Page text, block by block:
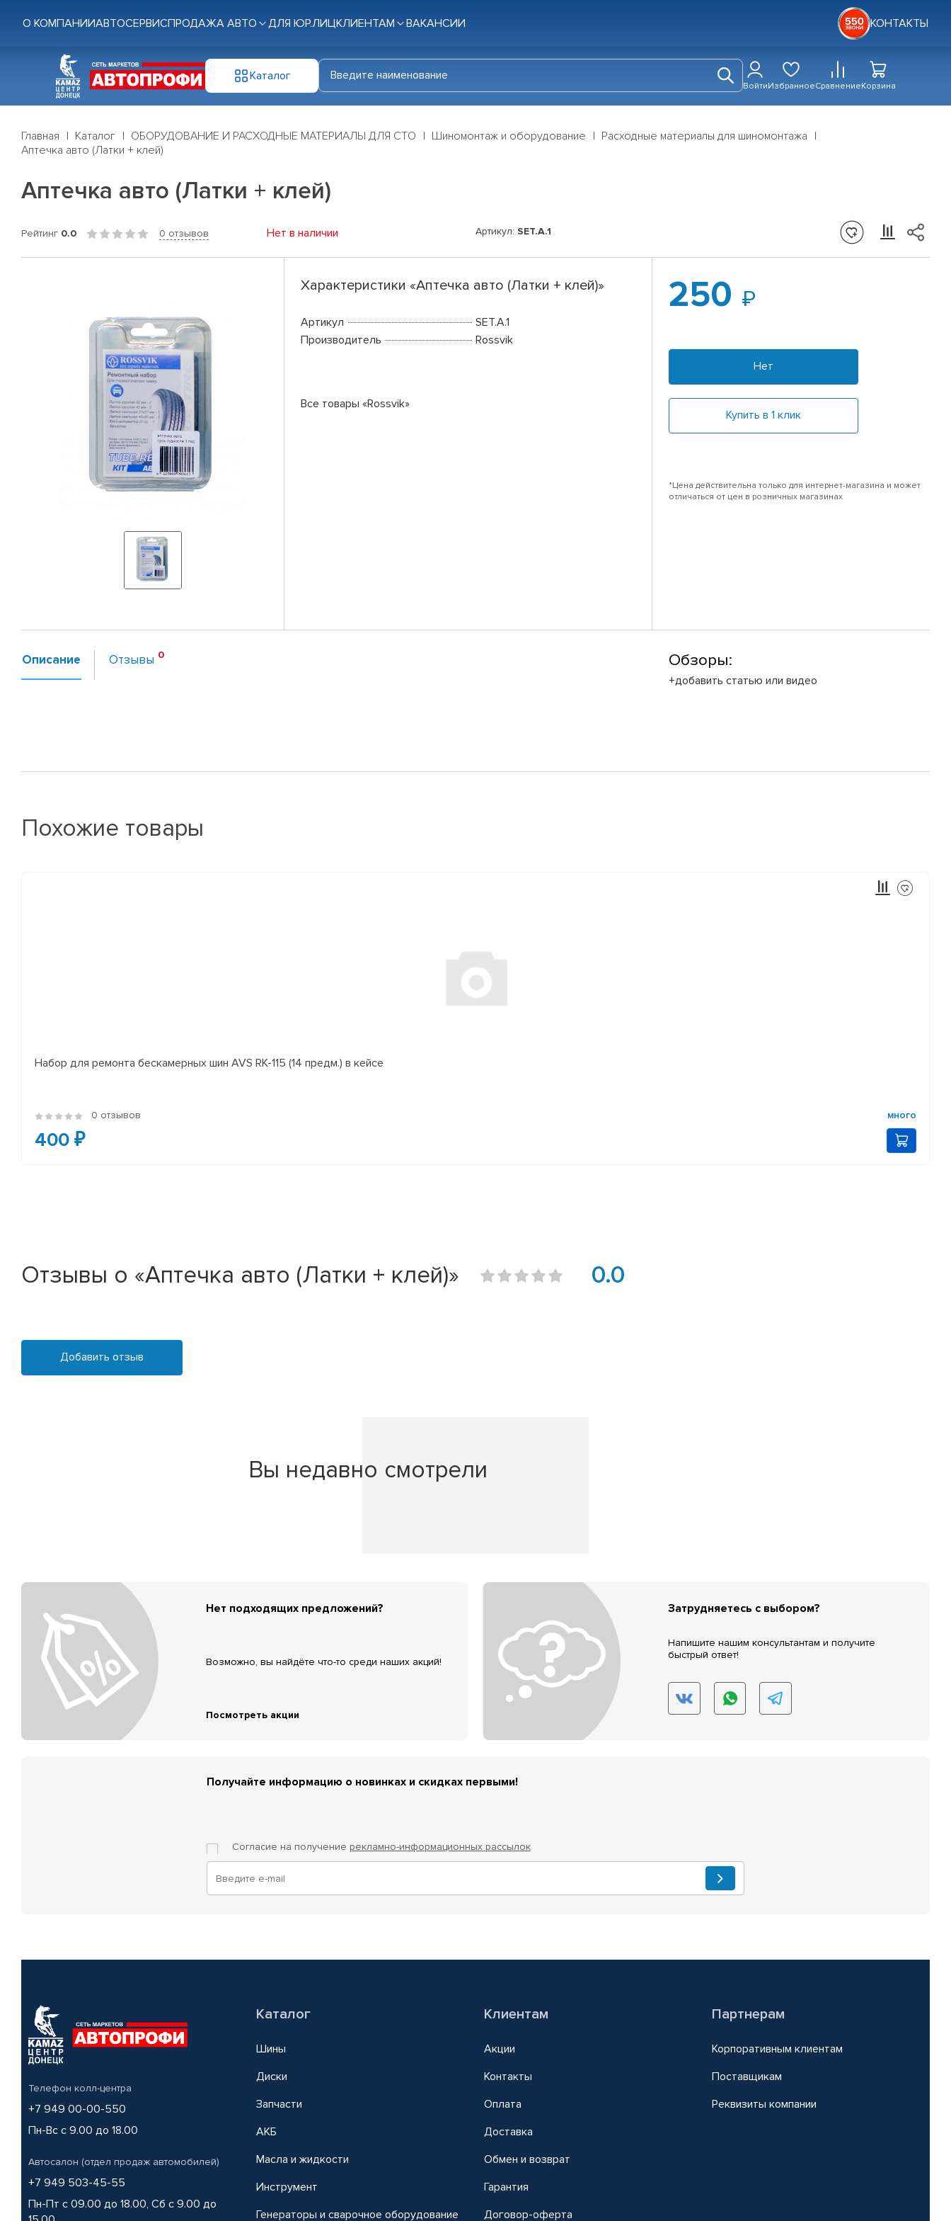
О КОМПАНИИАВТОСЕРВИСПРОДАЖА АВТО ДЛЯ ЮР.ЛИЦКЛИЕНТАМ ВАКАНСИИ КОНТАКТЫ
Каталог
ВойтиИзбранноеСравнениеКорзина
Главная Каталог ОБОРУДОВАНИЕ И РАСХОДНЫЕ МАТЕРИАЛЫ ДЛЯ СТО Шиномонтаж и оборудование
Расходные материалы для шиномонтажа
Аптечка авто (Латки + клей)
Аптечка авто (Латки + клей)
Рейтинг 0.0 0 отзывов Нет в наличии Артикул: SET.A.1
Характеристики «Аптечка авто (Латки + клей)»
Артикул
SET.A.1
Производитель
Rossvik
Все товары «Rossvik»
250
Нет
Купить в 1 клик
*Цена действительна только для интернет-магазина и может
отличаться от цен в розничных магазинах
Описание Отзывы Обзоры:
+добавить статью или видео
Похожие товары
Набор для ремонта бескамерных шин AVS RK-115 (14 предм.) в кейсе
0 отзывов много
400 ₽
Отзывы о «Аптечка авто (Латки + клей)» 0.0
Добавить отзыв
Вы недавно смотрели
Нет подходящих предложений?
Возможно, вы найдёте что-то среди наших акций!
Посмотреть акции
Затрудняетесь с выбором?
Напишите нашим консультантам и получите
быстрый ответ!
Получайте информацию о новинках и скидках первыми!
Согласие на получение рекламно-информационных рассылок
Телефон колл-центра
+7 949 00-00-550
Пн-Вс с 9.00 до 18.00
Автосалон (отдел продаж автомобилей)
+7 949 503-45-55
Пн-Пт с 09.00 до 18.00, Сб с 9.00 до
Каталог
Шины
Диски
Запчасти
АКБ
Масла и жидкости
Инструмент
Генераторы и сварочное оборудование
Клиентам
Акции
Контакты
Оплата
Доставка
Обмен и возврат
Гарантия
Договор-оферта
Партнерам
Корпоративным клиентам
Поставщикам
Реквизиты компании